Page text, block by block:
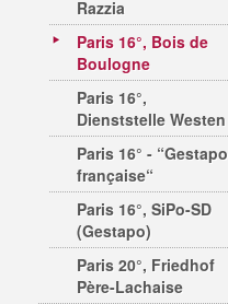
Razzia
Paris 16°, Bois de
Boulogne
Paris 16°,
Dienststelle Westen
Paris 16° - “Gestapo
française“
Paris 16°, SiPo-SD
(Gestapo)
Paris 20°, Friedhof
Père-Lachaise